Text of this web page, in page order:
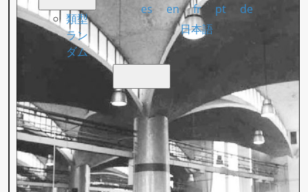
類型
ラン
ダム
es en fr pt
de
日本語